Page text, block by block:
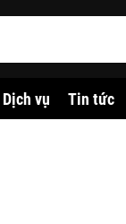
Dịch vụ Tin tức